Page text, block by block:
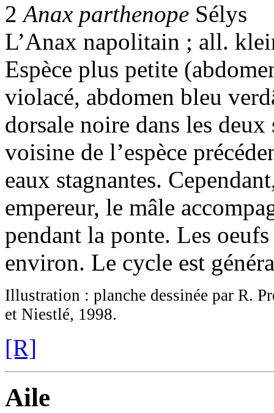
2Anax parthenope Sélys
L’Anax napolitain ; all.
Espèce plus petite
violacé, abdomen bleu
dorsale noire dans les
voisine de l’espèce
eaux stagnantes.
empereur, le mâle
pendant la ponte. Les
environ. Le cycle est
Illustration : planche dessinée par R.
et Niestlé, 1998.
[R]
Aile